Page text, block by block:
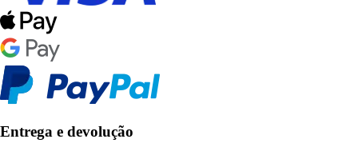
Entrega e devolução